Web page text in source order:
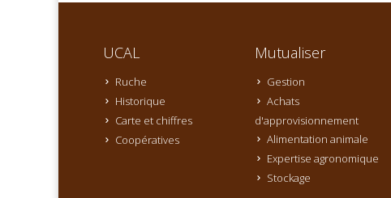
UCAL
Ruche
Historique
Carte et chiffres
Coopératives
Mutualiser
Gestion
Achats
d'approvisionnement
Alimentation animale
Expertise agronomique
Stockage